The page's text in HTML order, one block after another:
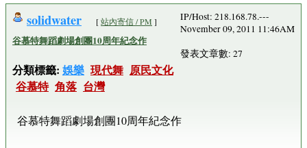
solidwater [站內寄信 / PM ]
谷慕特舞蹈劇場創團10周年紀念作
分類標籤: 娛樂 現代舞 原民文化
谷慕特 角落 台灣
IP/Host: 218.168.78.---
November 09, 2011 11:46AM
發表文章數: 27
谷慕特舞蹈劇場創團10周年紀念作